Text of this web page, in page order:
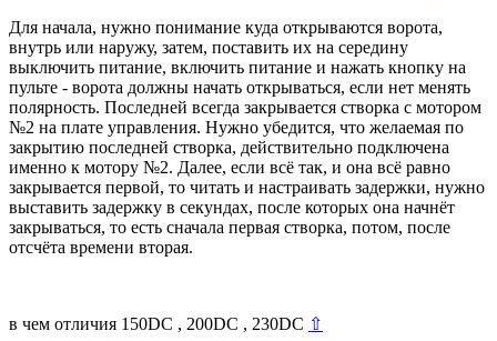
Для начала, нужно понимание куда открываются ворота,
внутрь или наружу, затем, поставить их на середину
выключить питание, включить питание и нажать кнопку на
пульте - ворота должны начать открываться, если нет менять
полярность. Последней всегда закрывается створка с мотором
№2 на плате управления. Нужно убедится, что желаемая по
закрытию последней створка, действительно подключена
именно к мотору №2. Далее, если всё так, и она всё равно
закрывается первой, то читать и настраивать задержки, нужно
выставить задержку в секундах, после которых она начнёт
закрываться, то есть сначала первая створка, потом, после
отсчёта времени вторая.
в чем отличия 150DC , 200DC , 230DC ⇧